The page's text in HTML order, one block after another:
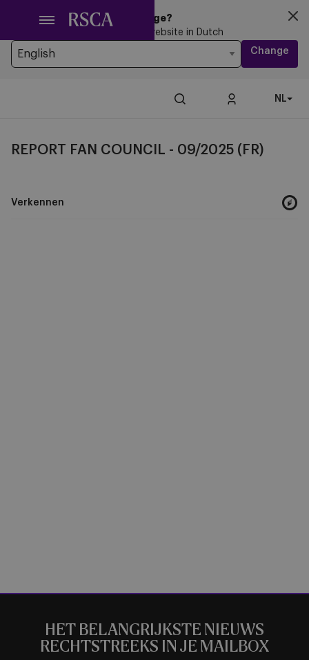
hoofdinhoud
Looking for another Language?
You’re currently browsing the website in Dutch
Change
NL
REPORT FAN COUNCIL - 09/2025 (FR)
Verkennen
HET BELANGRIJKSTE NIEUWS
RECHTSTREEKS IN JE MAILBOX